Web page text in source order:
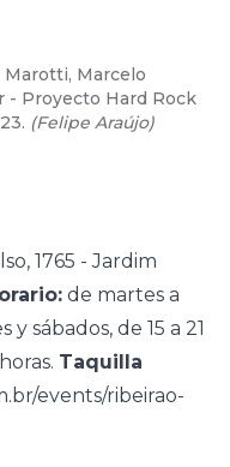
Marcelo
- Proyecto Hard Rock
(Felipe Araújo)
1765 - Jardim
de martes a
y sábados, de 15 a 21
Taquilla
events/ribeirao-